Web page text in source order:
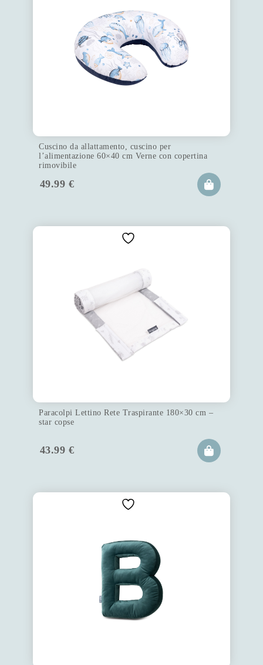
Cuscino da allattamento, cuscino per
l’alimentazione 60×40 cm Verne con copertina
rimovibile
49.99 €
Paracolpi Lettino Rete Traspirante 180×30 cm –
star copse
43.99 €